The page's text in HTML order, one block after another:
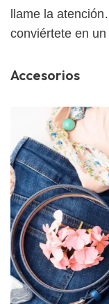
llame la
conviértete en
Accesorios